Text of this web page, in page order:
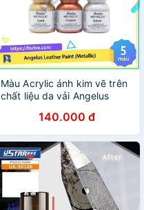
Màu Acrylic ánh kim vẽ trên
chất liệu da vải Angelus
29.5ml (1Oz)140.000 đ